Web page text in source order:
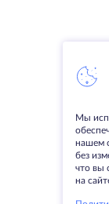
Мы
нашем
без
что вы
на